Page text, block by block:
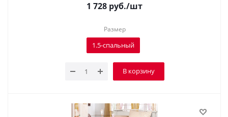
1 728 руб./шт
Размер
1.5-спальный
В корзину